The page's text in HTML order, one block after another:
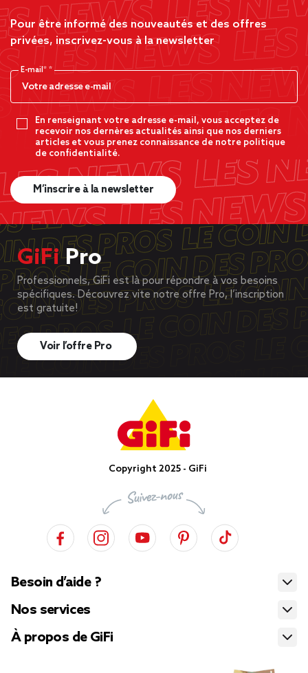
Pour être informé des nouveautés et des offres
privées, inscrivez-vous à la newsletter
E-mail*
En renseignant votre adresse e-mail, vous acceptez de
recevoir nos dernères actualités ainsi que nos derniers
articles et vous prenez connaissance de notre politique
de confidentialité.
M’inscrire à la newsletter
GiFiPro
Professionnels, GiFi est là pour répondre à vos besoins
spécifiques. Découvrez vite notre offre Pro, l’inscription
est gratuite!
Voir l’offre Pro
Copyright 2025 - GiFi
Besoin d’aide ?
Nos services
À propos de GiFi